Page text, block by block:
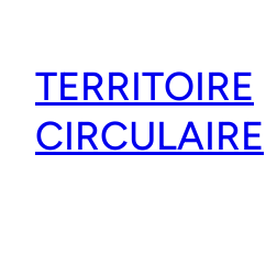
contenu
TERRITOIRE
CIRCULAIRE